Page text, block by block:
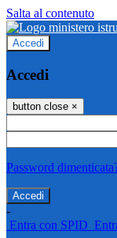
Salta al contenuto
Accedi
Accedi
button close ×
Password
-
Entra con SPID